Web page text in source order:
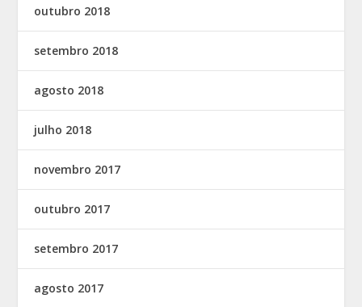
outubro 2018
setembro 2018
agosto 2018
julho 2018
novembro 2017
outubro 2017
setembro 2017
agosto 2017